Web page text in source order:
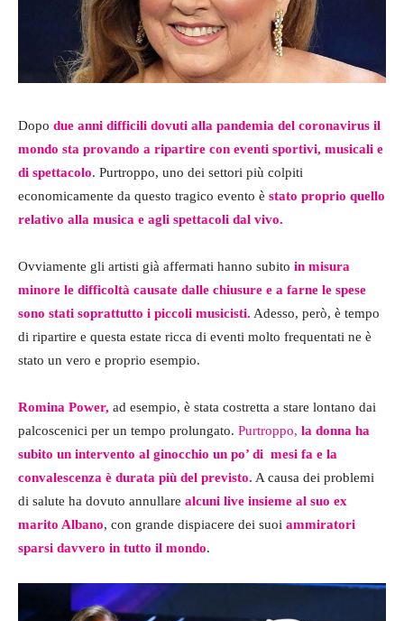
Dopo due anni difficili dovuti alla pandemia del coronavirus il
mondo sta provando a ripartire con eventi sportivi, musicali e
di spettacolo. Purtroppo, uno dei settori più colpiti
economicamente da questo tragico evento è stato proprio quello
relativo alla musica e agli spettacoli dal vivo.
Ovviamente gli artisti già affermati hanno subito in misura
minore le difficoltà causate dalle chiusure e a farne le spese
sono stati soprattutto i piccoli musicisti. Adesso, però, è tempo
di ripartire e questa estate ricca di eventi molto frequentati ne è
stato un vero e proprio esempio.
Romina Power, ad esempio, è stata costretta a stare lontano dai
palcoscenici per un tempo prolungato. Purtroppo, la donna ha
subito un intervento al ginocchio un po’ di mesi fa e la
convalescenza è durata più del previsto. A causa dei problemi
di salute ha dovuto annullare alcuni live insieme al suo ex
marito Albano, con grande dispiacere dei suoi ammiratori
sparsi davvero in tutto il mondo.